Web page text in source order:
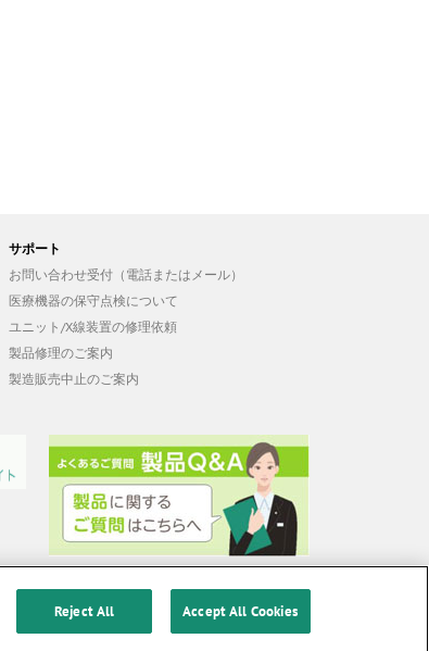
サポート
お問い合わせ受付（電話またはメール）
医療機器の保守点検について
ユニット/X線装置の修理依頼
製品修理のご案内
製造販売中止のご案内
方針| カスタマーハラスメントに対する基本方針
Reject All Accept All Cookies